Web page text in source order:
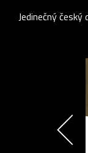
Jedinečný